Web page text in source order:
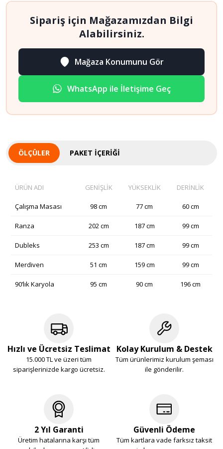
Sipariş için Mağazamızdan Bilgi
Alabilirsiniz.
Mağaza Konumunu Gör
WhatsApp ile İletişime Geç
ÖLÇÜLER PAKET İÇERIĞI
ÜRÜN ADI GENİŞLİK YÜKSEKLİK DERİNLİK
Çalışma Masası 98 cm 77 cm 60 cm
Ranza 202 cm 187 cm 99 cm
Dubleks 253 cm 187 cm 99 cm
Merdiven 51 cm 159 cm 99 cm
90’lık Karyola 95 cm 90 cm 196 cm
Hızlı ve Ücretsiz Teslimat
15.000 TL ve üzeri tüm
siparişlerinizde kargo ücretsiz.
Kolay Kurulum & Destek
Tüm ürünlerimiz kurulum şeması
ile gönderilir.
2 Yıl Garanti
Üretim hatalarına karşı tüm
Güvenli Ödeme
Tüm kartlara vade farksız taksit